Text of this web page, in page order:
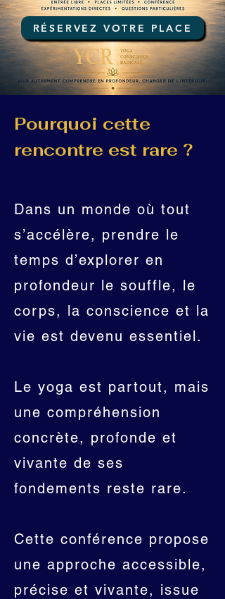
RÉSERVEZ VOTRE PLACE
Pourquoi cette
rencontre est rare ?
Dans un monde où tout
s’accélère, prendre le
temps d’explorer en
profondeur le souffle, le
corps, la conscience et la
vie est devenu essentiel.
Le yoga est partout, mais
une compréhension
concrète, profonde et
vivante de ses
fondements reste rare.
Cette conférence propose
une approche accessible,
précise et vivante, issue